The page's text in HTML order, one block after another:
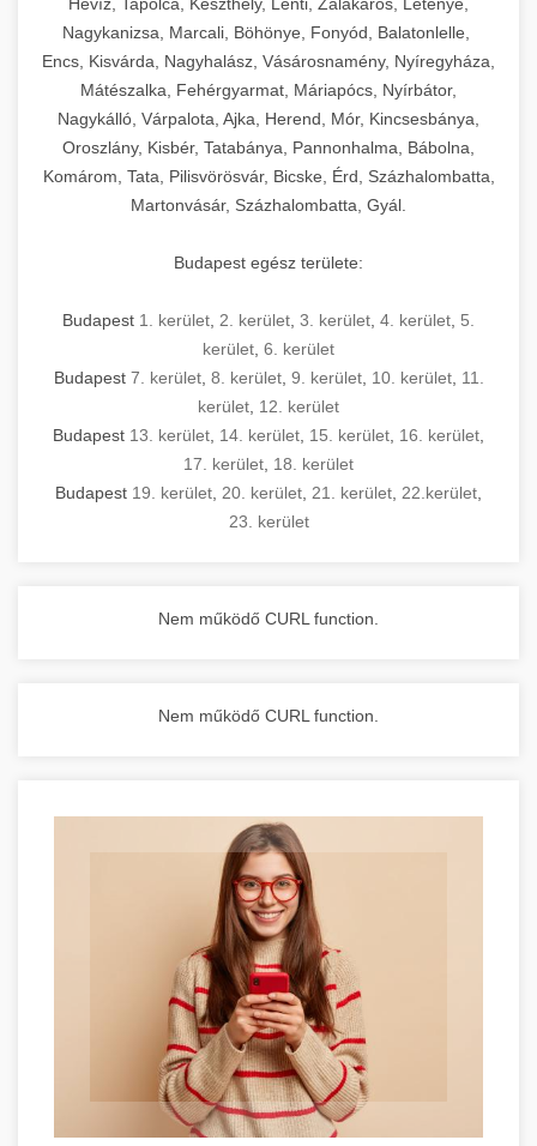
Nagykanizsa, Marcali, Böhönye, Fonyód, Balatonlelle,
Encs, Kisvárda, Nagyhalász, Vásárosnamény, Nyíregyháza,
Mátészalka, Fehérgyarmat, Máriapócs, Nyírbátor,
Nagykálló, Várpalota, Ajka, Herend, Mór, Kincsesbánya,
Oroszlány, Kisbér, Tatabánya, Pannonhalma, Bábolna,
Komárom, Tata, Pilisvörösvár, Bicske, Érd, Százhalombatta,
Martonvásár, Százhalombatta, Gyál.
Budapest egész területe:
Budapest 1. kerület 2. kerület 3. kerület 4. kerület 5.
kerület 6. kerület
Budapest 7. kerület, 8. kerület, 9. kerület, 10. kerület, 11.
kerület 12. kerület
Budapest 13. kerület 14. kerület 15. kerület 16. kerület
17. kerület 18. kerület
Budapest 19. kerület 20. kerület 21. kerület 22.kerület
23. kerület
Nem működő CURL function.
Nem működő CURL function.